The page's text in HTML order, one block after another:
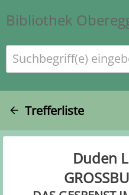
Bibliothek
Suchbegriff(e)
Trefferliste
Duden